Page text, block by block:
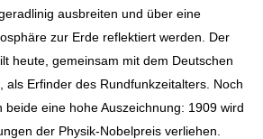
ausbreiten und über eine
zur Erde reflektiert werden. Der
heute, gemeinsam mit dem Deutschen
als Erfinder des Rundfunkzeitalters. Noch
eine hohe Auszeichnung: 1909 wird
der Physik-Nobelpreis verliehen.